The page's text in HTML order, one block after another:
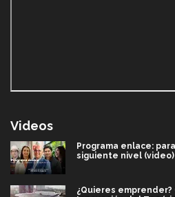
Videos
Programa enlace:
siguiente nivel (video)
¿Quieres emprender?